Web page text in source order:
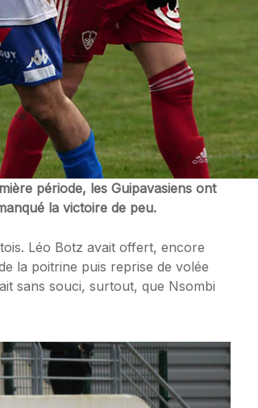
période, les Guipavasiens ont
la victoire de peu.
Léo Botz avait offert, encore
la poitrine puis reprise de volée
sans souci, surtout, que Nsombi